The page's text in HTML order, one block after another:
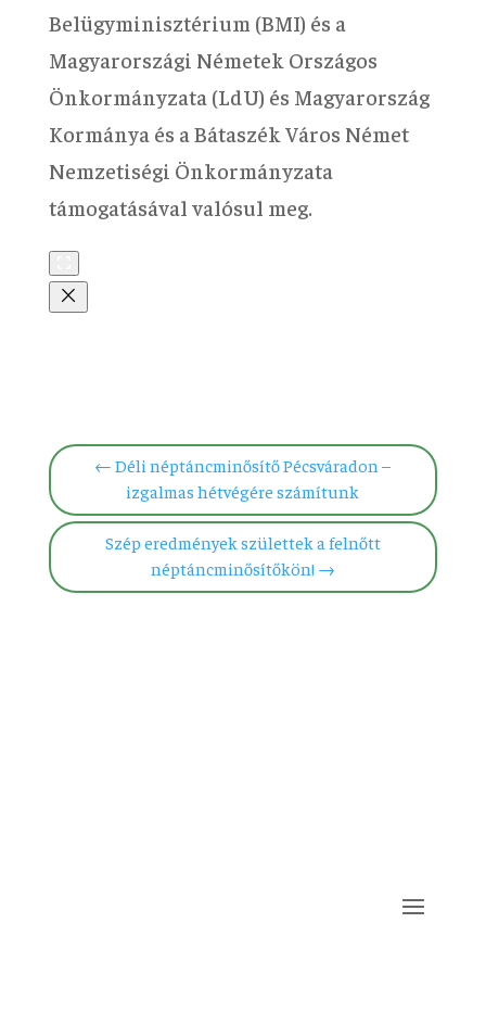
Belügyminisztérium (BMI) és a
Magyarországi Németek Országos
Önkormányzata (LdU) és Magyarország
Kormánya és a Bátaszék Város Német
Nemzetiségi Önkormányzata
támogatásával valósul meg.
←Déli néptáncminősítő Pécsváradon –
izgalmas hétvégére számítunk
Szép eredmények születtek a felnőtt
néptáncminősítőkön! →